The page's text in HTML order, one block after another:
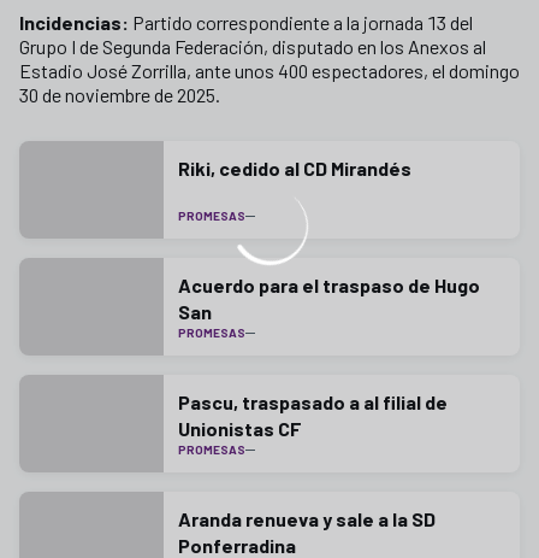
Incidencias: Partido correspondiente a la jornada 13 del
Grupo I de Segunda Federación, disputado en los Anexos al
Estadio José Zorrilla, ante unos 400 espectadores, el domingo
30 de noviembre de 2025.
Riki, cedido al CD Mirandés
PROMESAS
Acuerdo para el traspaso de Hugo
San
PROMESAS
Pascu, traspasado a al filial de
Unionistas CF
PROMESAS
Aranda renueva y sale a la SD
Ponferradina